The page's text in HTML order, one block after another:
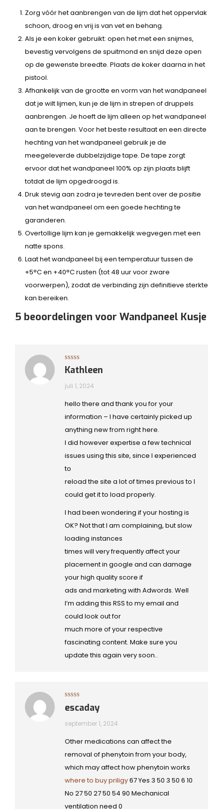
Zorg vóór het aanbrengen van de lijm dat het oppervlak
schoon, droog en vrij is van vet en behang.
Als je een koker gebruikt: open het met een snijmes,
bevestig vervolgens de spuitmond en snijd deze open
op de gewenste breedte. Plaats de koker daarna in het
pistool.
Afhankelijk van de grootte en vorm van het wandpaneel
dat je wilt lijmen, kun je de lijm in strepen of druppels
aanbrengen. Je hoeft de lijm alleen op het wandpaneel
aan te brengen. Voor het beste resultaat en een directe
hechting van het wandpaneel gebruik je de
meegeleverde dubbelzijdige tape. De tape zorgt
ervoor dat het wandpaneel 100% op zijn plaats blijft
totdat de lijm opgedroogd is.
Druk stevig aan zodra je tevreden bent over de positie
van het wandpaneel om een goede hechting te
garanderen.
Overtollige lijm kan je gemakkelijk wegvegen met een
natte spons.
Laat het wandpaneel bij een temperatuur tussen de
+5°C en +40°C rusten (tot 48 uur voor zware
voorwerpen), zodat de verbinding zijn definitieve sterkte
kan bereiken.
5 beoordelingen voor Wandpaneel Kusje
Gewaardeerd
4uit 5
Kathleen
juli 1, 2024
hello there and thank you for your
information – I have certainly picked up
anything new from right here.
I did however expertise a few technical
issues using this site, since I experienced
to
reload the site a lot of times previous to I
could get it to load properly.
I had been wondering if your hosting is
OK? Not that I am complaining, but slow
loading instances
times will very frequently affect your
placement in google and can damage
your high quality score if
ads and marketing with Adwords. Well
I’m adding this RSS to my email and
could look out for
much more of your respective
fascinating content. Make sure you
update this again very soon..
3uit 5
escaday
september 1, 2024
Other medications can affect the
removal of phenytoin from your body,
which may affect how phenytoin works
where to buy priligy67 Yes 3 50 3 50 6 10
No 27 50 27 50 54 90 Mechanical
ventilation need 0